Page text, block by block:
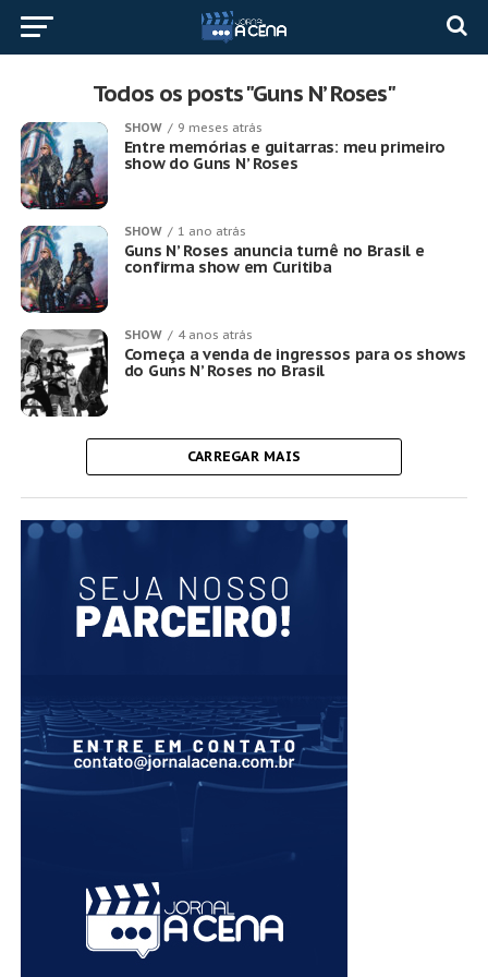
Todos os posts "Guns N’ Roses"
SHOW 9 meses atrás
Entre memórias e guitarras: meu primeiro
show do Guns N’ Roses
SHOW 1 ano atrás
Guns N’ Roses anuncia turnê no Brasil e
confirma show em Curitiba
SHOW 4 anos atrás
Começa a venda de ingressos para os shows
do Guns N’ Roses no Brasil
CARREGAR MAIS